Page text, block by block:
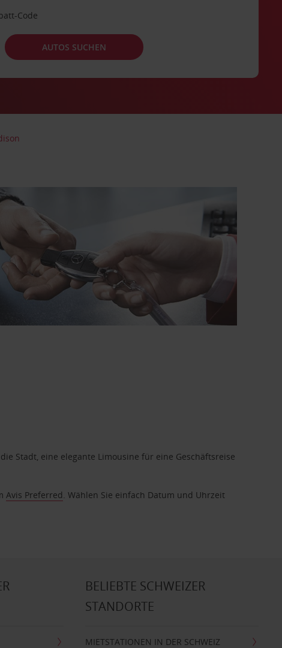
Code
AUTOS SUCHEN
Stadt, eine elegante Limousine für eine Geschäftsreise
Avis Preferred. Wählen Sie einfach Datum und Uhrzeit
BELIEBTE SCHWEIZER
STANDORTE
MIETSTATIONEN IN DER SCHWEIZ